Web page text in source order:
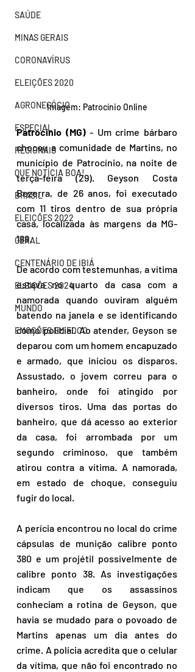
SAÚDE
MINAS GERAIS
CORONAVÍRUS
ELEIÇÕES 2020
AGRONEGÓCIO
ESPECIAL
REGIONAIS
QUE NOTÍCIA BOA!
BRASIL
ELEIÇÕES 2022
GERAL
CENTENÁRIO DE IBIÁ
ELEIÇÕES 2024
MUNDO
EMOÇÕES EM FOCO
Imagem: Patrocínio Online
Patrocínio (MG) - Um crime bárbaro
chocou a comunidade de Martins, no
município de Patrocínio, na noite de
terça-feira (29). Geyson Costa
Bezerra, de 26 anos, foi executado
com 11 tiros dentro de sua própria
casa, localizada às margens da MG-
188.
De acordo com testemunhas, a vítima
estava no quarto da casa com a
namorada quando ouviram alguém
batendo na janela e se identificando
como policial. Ao atender, Geyson se
deparou com um homem encapuzado
e armado, que iniciou os disparos.
Assustado, o jovem correu para o
banheiro, onde foi atingido por
diversos tiros. Uma das portas do
banheiro, que dá acesso ao exterior
da casa, foi arrombada por um
segundo criminoso, que também
atirou contra a vítima. A namorada,
em estado de choque, conseguiu
fugir do local.
A perícia encontrou no local do crime
cápsulas de munição calibre ponto
380 e um projétil possivelmente de
calibre ponto 38. As investigações
indicam que os assassinos
conheciam a rotina de Geyson, que
havia se mudado para o povoado de
Martins apenas um dia antes do
crime. A polícia acredita que o celular
da vítima, que não foi encontrado no